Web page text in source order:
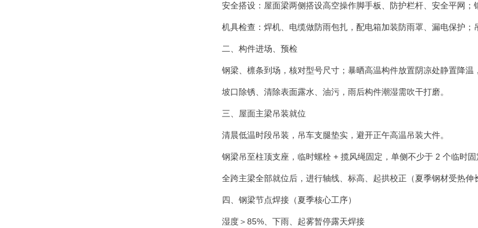
安全搭设：屋面梁两侧搭设高空操作脚手板、防护栏杆、安全平网；
机具检查：焊机、电缆做防雨包扎，配电箱加装防雨罩、漏电保护；
二、构件进场、预检
钢梁、檩条到场，核对型号尺寸；暴晒高温构件放置阴凉处静置降温
坡口除锈、清除表面露水、油污，雨后构件潮湿需吹干打磨。
三、屋面主梁吊装就位
清晨低温时段吊装，吊车支腿垫实，避开正午高温吊装大件。
钢梁吊至柱顶支座，临时螺栓 + 揽风绳固定，单侧不少于 2 个临时固
全跨主梁全部就位后，进行轴线、标高、起拱校正（夏季钢材受热伸
四、钢梁节点焊接（夏季核心工序）
湿度＞85%、下雨、起雾暂停露天焊接